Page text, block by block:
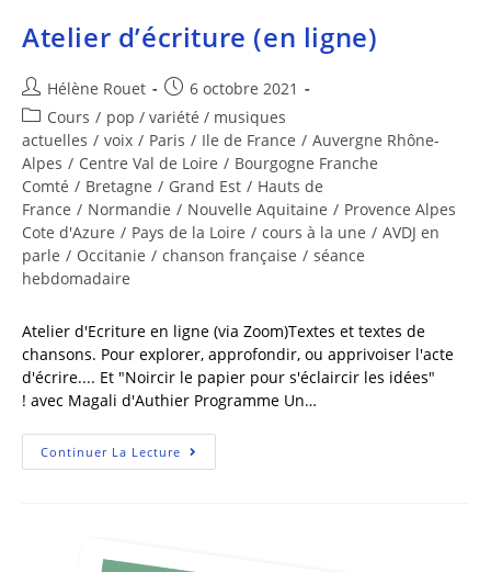
Atelier d’écriture (en ligne)
Hélène Rouet
6 octobre 2021
Cours / pop / variété / musiques
actuelles / voix / Paris / Ile de France / Auvergne Rhône-
Alpes / Centre Val de Loire / Bourgogne Franche
Comté / Bretagne / Grand Est / Hauts de
France / Normandie / Nouvelle Aquitaine / Provence Alpes
Cote d'Azure / Pays de la Loire / cours à la une / AVDJ en
parle / Occitanie / chanson française / séance
hebdomadaire
Atelier d'Ecriture en ligne (via Zoom)Textes et textes de
chansons. Pour explorer, approfondir, ou apprivoiser l'acte
d'écrire.... Et "Noircir le papier pour s'éclaircir les idées"
! avec Magali d'Authier Programme Un…
Continuer La Lecture